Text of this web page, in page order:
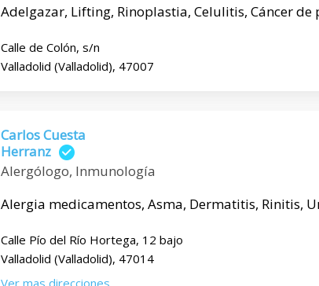
Adelgazar, Lifting, Rinoplastia, Celulitis, Cáncer de
Calle de Colón, s/n
Valladolid (Valladolid), 47007
Carlos Cuesta
Herranz
Alergólogo, Inmunología
Alergia medicamentos, Asma, Dermatitis, Rinitis,
Calle Pío del Río Hortega, 12 bajo
Valladolid (Valladolid), 47014